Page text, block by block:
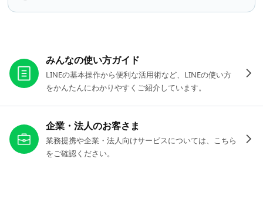
みんなの使い方ガイド
LINEの基本操作から便利な活用術など、LINEの使い方
をかんたんにわかりやすくご紹介しています。
企業・法人のお客さま
業務提携や企業・法人向けサービスについては、こちら
をご確認ください。